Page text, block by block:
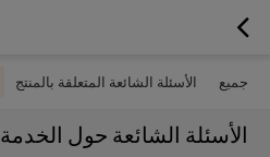
جميع الأسئلة الشائعة المتعلقة بالمنتج
الأسئلة الشائعة حول الخدمة